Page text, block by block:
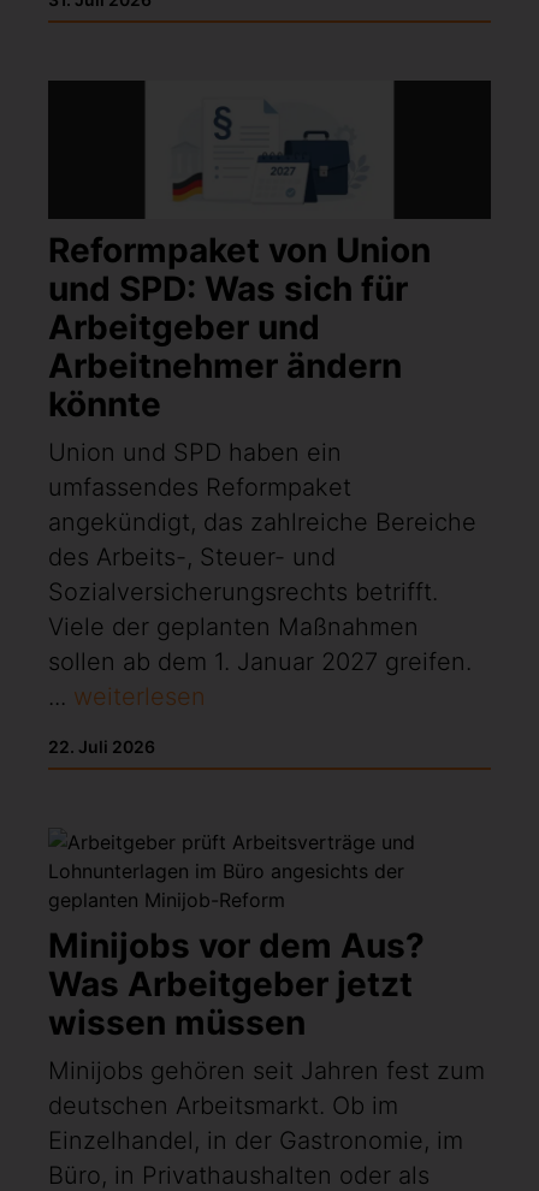
Reformpaket von Union
und SPD: Was sich für
Arbeitgeber und
Arbeitnehmer ändern
könnte
Union und SPD haben ein
umfassendes Reformpaket
angekündigt, das zahlreiche Bereiche
des Arbeits-, Steuer- und
Sozialversicherungsrechts betrifft.
Viele der geplanten Maßnahmen
sollen ab dem 1. Januar 2027 greifen.
... weiterlesen
22. Juli 2026
Minijobs vor dem Aus?
Was Arbeitgeber jetzt
wissen müssen
Minijobs gehören seit Jahren fest zum
deutschen Arbeitsmarkt. Ob im
Einzelhandel, in der Gastronomie, im
Büro, in Privathaushalten oder als